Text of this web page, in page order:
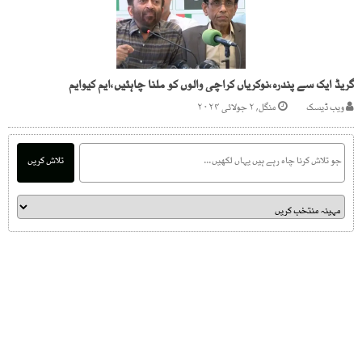
گریڈ ایک سے پندرہ،نوکریاں کراچی والوں کو ملنا چاہئیں،ایم کیوایم
ویب ڈیسک منگل, ۲ جولائی ۲۰۲۴
تلاش کریں